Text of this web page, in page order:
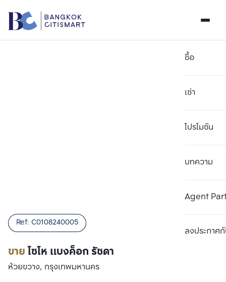
ซื้อ
เช่า
โปรโมชัน
บทความ
Agent
ลงประกาศกั
ขายโซโห​ แบงค็อก​ รัชดา
Ref: C0108240005
ห้วยขวาง, กรุงเทพมหานคร
เปรียบเทียบ